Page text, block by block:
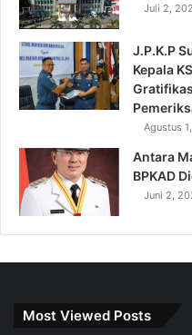
Juli 2,
J.P.K.P
Kepala
Agustus
Antara
BPKAD
Juni 2,
Most Viewed Posts